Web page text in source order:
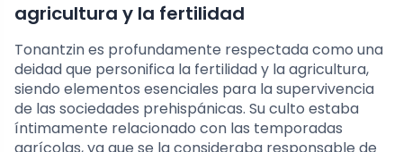
agricultura y la fertilidad
Tonantzin es profundamente respectada como una
deidad que personifica la fertilidad y la agricultura,
siendo elementos esenciales para la supervivencia
de las sociedades prehispánicas. Su culto estaba
íntimamente relacionado con las temporadas